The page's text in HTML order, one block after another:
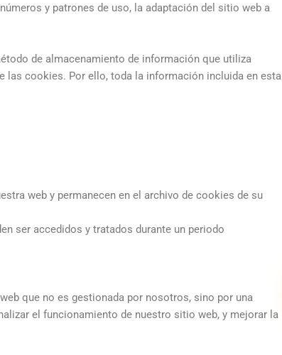
y patrones de uso, la adaptación del sitio web a
de almacenamiento de información que utiliza
las cookies. Por ello, toda la información incluida en esta
web y permanecen en el archivo de cookies de su
ser accedidos y tratados durante un periodo
que no es gestionada por nosotros, sino por una
el funcionamiento de nuestro sitio web, y mejorar la